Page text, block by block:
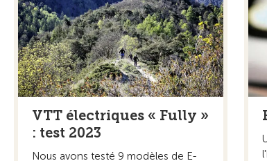
VTT électriques « Fully »
: test 2023
Nous avons testé 9 modèles de E-